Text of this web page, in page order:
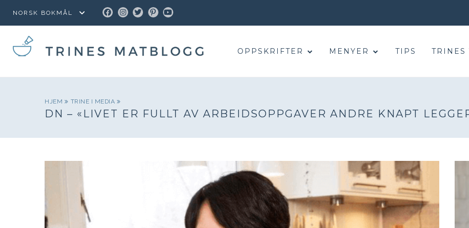
FACEBOOK
INSTAGRAM
TWITTER
PINTEREST
YOUTUBE
OPPSKRIFTER MENYER TIPS TRINES
HJEM TRINE I MEDIA
DN – «LIVET ER FULLT AV ARBEIDSOPPGAVER ANDRE KNAPT